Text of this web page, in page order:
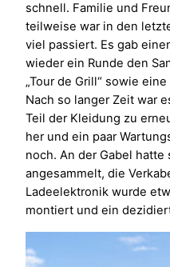
schnell. Familie und
teilweise war in den
viel passiert. Es gab
wieder ein Runde den
„Tour de Grill“ sowie
Nach so langer Zeit war
Teil der Kleidung zu
her und ein paar
noch. An der Gabel hatte
angesammelt, die
Ladeelektronik wurde
montiert und ein